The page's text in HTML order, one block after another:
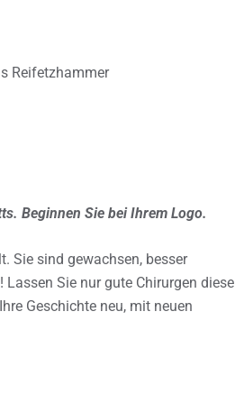
Reifetzhammer
Beginnen Sie bei Ihrem Logo.
Sie sind gewachsen, besser
Sie nur gute Chirurgen diese
Geschichte neu, mit neuen